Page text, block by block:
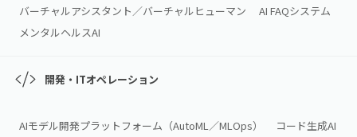
バーチャルアシスタント／バーチャルヒューマン
AI FAQシステム
メンタルヘルスAI
開発・ITオペレーション
AIモデル開発プラットフォーム（AutoML／MLOps）
コード生成AI